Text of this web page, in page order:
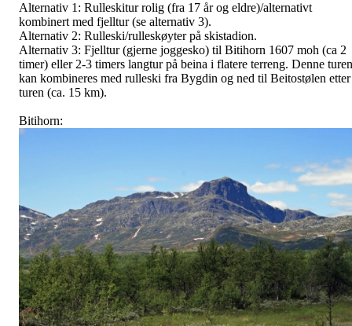
Alternativ 1: Rulleskitur rolig (fra 17 år og eldre)/alternativt
kombinert med fjelltur (se alternativ 3).
Alternativ 2: Rulleski/rulleskøyter på skistadion.
Alternativ 3: Fjelltur (gjerne joggesko) til Bitihorn 1607 moh (ca 2
timer) eller 2-3 timers langtur på beina i flatere terreng. Denne turen
kan kombineres med rulleski fra Bygdin og ned til Beitostølen etter
turen (ca. 15 km).
Bitihorn: